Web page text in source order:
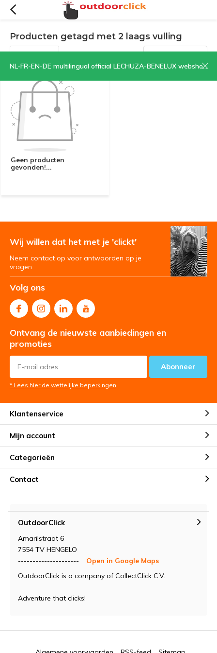
NL-FR-EN-DE multilingual official LECHUZA-BENELUX webshop | CLICK HERE NOW!
Producten getagd met 2 laags vulling
Filters Sorteren op:
Geen producten
gevonden!...
Wij willen dat het met je 'clickt'
Neem contact op voor antwoorden op je
vragen
Volg ons
Ontvang de nieuwste aanbiedingen en
promoties
Abonneer
* Lees hier de wettelijke beperkingen
Klantenservice
Mijn account
Categorieën
Contact
OutdoorClick
Amarilstraat 6
7554 TV HENGELO
---------------------
Open in Google Maps
OutdoorClick is a company of CollectClick C.V.
Adventure that clicks!